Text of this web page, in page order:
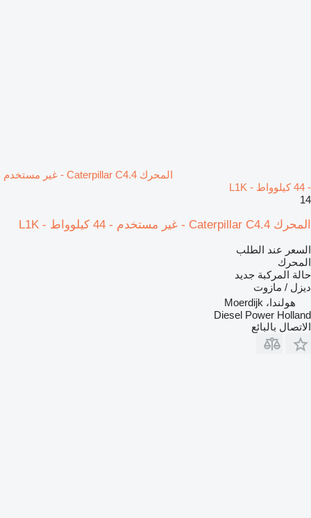
المحرك Caterpillar C4.4 - غير مستخدم
- 44 كيلوواط - L1K
14
المحرك Caterpillar C4.4 - غير مستخدم - 44 كيلوواط - L1K
السعر عند الطلب
المحرك
حالة المركبة جديد
ديزل / مازوت
هولندا، Moerdijk
Diesel Power Holland
الاتصال بالبائع